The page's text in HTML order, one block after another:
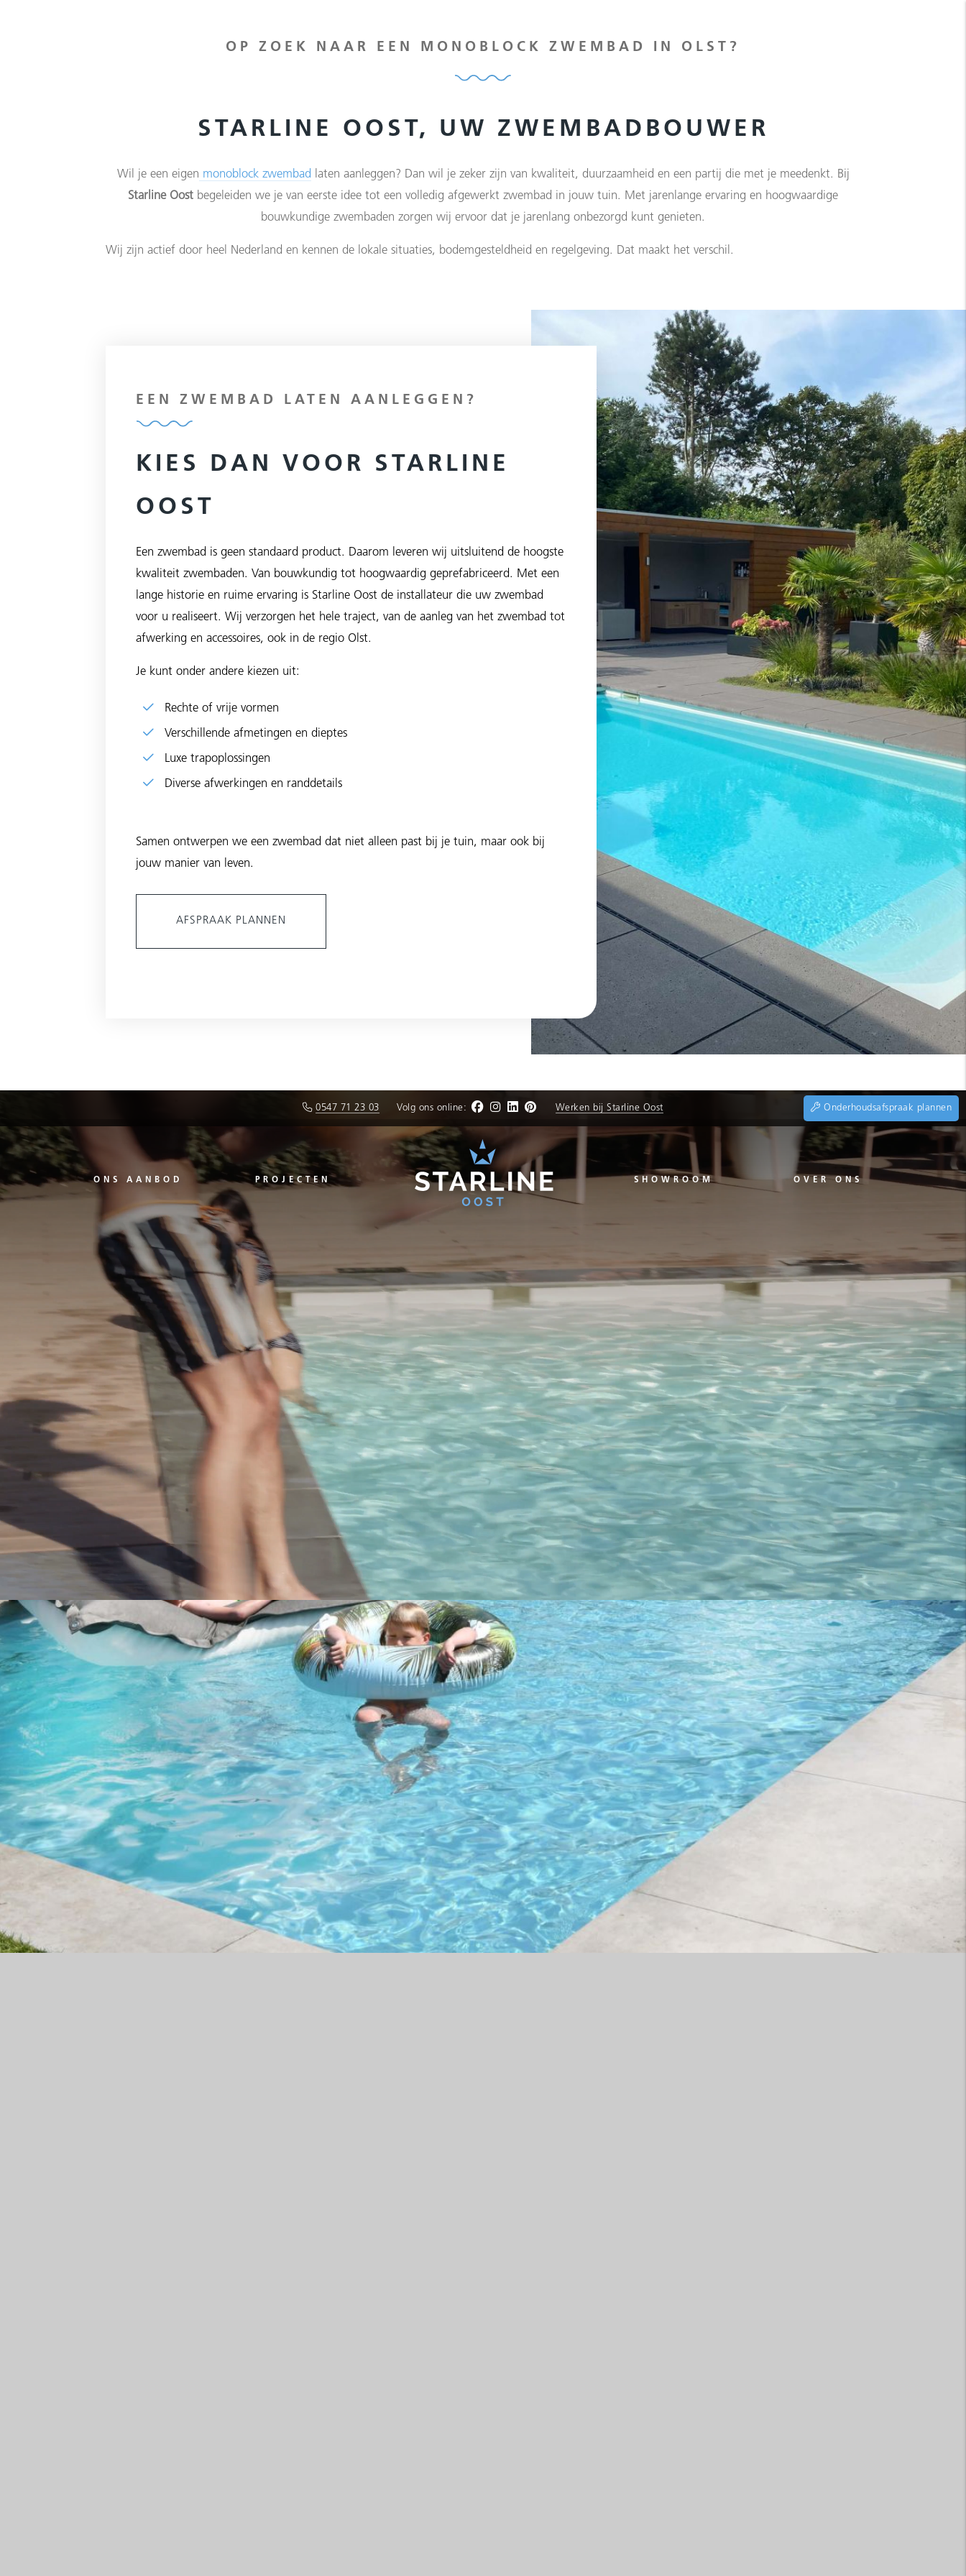
OP ZOEK NAAR EEN MONOBLOCK ZWEMBAD IN OLST?
STARLINE OOST, UW ZWEMBADBOUWER
Wil je een eigen monoblock zwembad laten aanleggen? Dan wil je zeker zijn van kwaliteit, duurzaamheid en een partij die met je meedenkt. Bij
Starline Oost begeleiden we je van eerste idee tot een volledig afgewerkt zwembad in jouw tuin. Met jarenlange ervaring en hoogwaardige
bouwkundige zwembaden zorgen wij ervoor dat je jarenlang onbezorgd kunt genieten.
Wij zijn actief door heel Nederland en kennen de lokale situaties, bodemgesteldheid en regelgeving. Dat maakt het verschil.
EEN ZWEMBAD LATEN AANLEGGEN?
KIES DAN VOOR STARLINE
OOST
Een zwembad is geen standaard product. Daarom leveren wij uitsluitend de hoogste
kwaliteit zwembaden. Van bouwkundig tot hoogwaardig geprefabriceerd. Met een
lange historie en ruime ervaring is Starline Oost de installateur die uw zwembad
voor u realiseert. Wij verzorgen het hele traject, van de aanleg van het zwembad tot
afwerking en accessoires, ook in de regio Olst.
Je kunt onder andere kiezen uit:
Rechte of vrije vormen
Verschillende afmetingen en dieptes
Luxe trapoplossingen
Diverse afwerkingen en randdetails
Samen ontwerpen we een zwembad dat niet alleen past bij je tuin, maar ook bij
jouw manier van leven.
AFSPRAAK PLANNEN
0547 71 23 03 Volg ons online: Werken bij Starline Oost Onderhoudsafspraak plannen
ONS AANBOD PROJECTEN SHOWROOM OVER ONS